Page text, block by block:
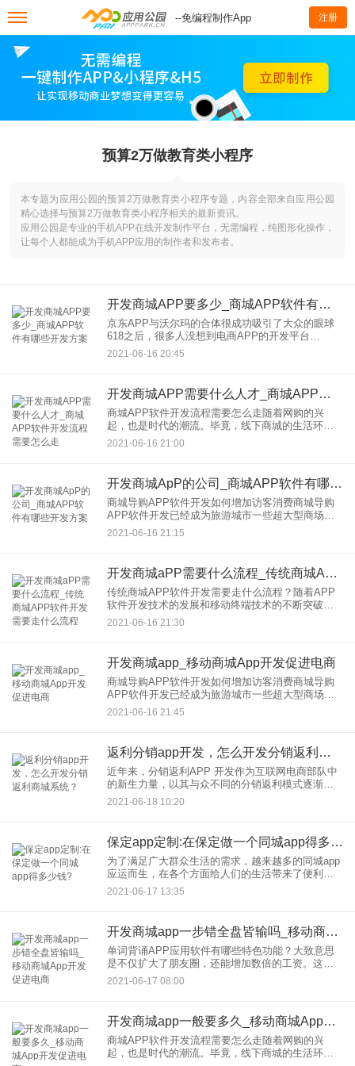
--免编程制作App 注册
预算2万做教育类小程序
本专题为应用公园的预算2万做教育类小程序专题，内容全部来自应用公园
精心选择与预算2万做教育类小程序相关的最新资讯。
应用公园是专业的手机APP在线开发制作平台，无需编程，纯图形化操作，
让每个人都能成为手机APP应用的制作者和发布者。
开发商城APP要多少_商城APP软件有哪些开发方案
京东APP与沃尔玛的合体很成功吸引了大众的眼球
618之后，很多人没想到电商APP的开发平台
JD.COM有这样一个故事：JD.COM和沃尔玛合二为
一。非常是双赢。更不用说股价上涨了，他们成功
2021-06-16 20:45
开发商城APP需要什么人才_商城APP软件开发流程需要怎么走
商城APP软件开发流程需要怎么走随着网购的兴
起，也是时代的潮流。毕竟，线下商城的生活环境
越来越差。如果我们能通过开发，的商城应用帮助
商城发展业务，那么商城的开发流程需要走多远？1.
2021-06-16 21:00
开发商城ApP的公司_商城APP软件有哪些开发方案
商城导购APP软件开发如何增加访客消费商城导购
APP软件开发已经成为旅游城市一些超大型商场的
新潮流。相信大家出国旅游都遇到过这样的困难。
比如我们作为大陆游客，去香港的海港城市购物，
2021-06-16 21:15
开发商城aPP需要什么流程_传统商城APP软件开发需要走什么流程
传统商城APP软件开发需要走什么流程？随着APP
软件开发技术的发展和移动终端技术的不断突破，
国内很多传统行业开始需要从线下走向线上。特别
是曾经比较大的传统商城，也开始了自己的APP软
2021-06-16 21:30
开发商城app_移动商城App开发促进电商
商城导购APP软件开发如何增加访客消费商城导购
APP软件开发已经成为旅游城市一些超大型商场的
新潮流。相信大家出国旅游都遇到过这样的困难。
比如我们作为大陆游客，去香港的海港城市购物，
2021-06-16 21:45
返利分销app开发，怎么开发分销返利商城系统？
近年来，分销返利APP 开发作为互联网电商部队中
的新生力量，以其与众不同的分销返利模式逐渐发
展完善，赢得了众多开发者的青睐。分销返利系统
通过建立网上购物平台，消费者可以帮助商家推
2021-06-18 10:20
保定app定制:在保定做一个同城app得多少钱?
为了满足广大群众生活的需求，越来越多的同城app
应运而生，在各个方面给人们的生活带来了便利和
快乐。常用的同城app一般包含了同城搬家、同城招
聘、二手市场交易等功能，基本只要人们生活中所
2021-06-17 13:35
开发商城app一步错全盘皆输吗_移动商城App开发促进电商
单词背诵APP应用软件有哪些特色功能？大致意思
是不仅扩大了朋友圈，还能增加数倍的工资。这取
决于机会。比如4级，6级，B级，C级，雅思，托
福，GRE，考研，MBA，新概念1-4，总之1。但是
2021-06-17 08:00
开发商城app一般要多久_移动商城App开发促进电商
商城APP软件开发流程需要怎么走随着网购的兴
起，也是时代的潮流。毕竟，线下商城的生活环境